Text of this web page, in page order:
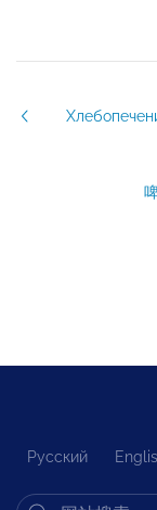
Русский